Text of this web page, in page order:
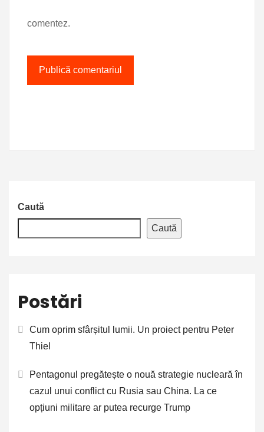
comentez.
Caută
Caută
Postări
Cum oprim sfârșitul lumii. Un proiect pentru Peter
Thiel
Pentagonul pregătește o nouă strategie nucleară în
cazul unui conflict cu Rusia sau China. La ce
opțiuni militare ar putea recurge Trump